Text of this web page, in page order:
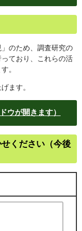
のため、調査研究の
ており、これらの活
。
ます。
ウが開きます）
ください（今後